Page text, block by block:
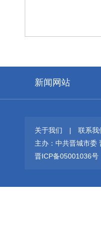
新闻网站
关于我们 | 联系我
主办：中共晋城市委
晋ICP备05001036号